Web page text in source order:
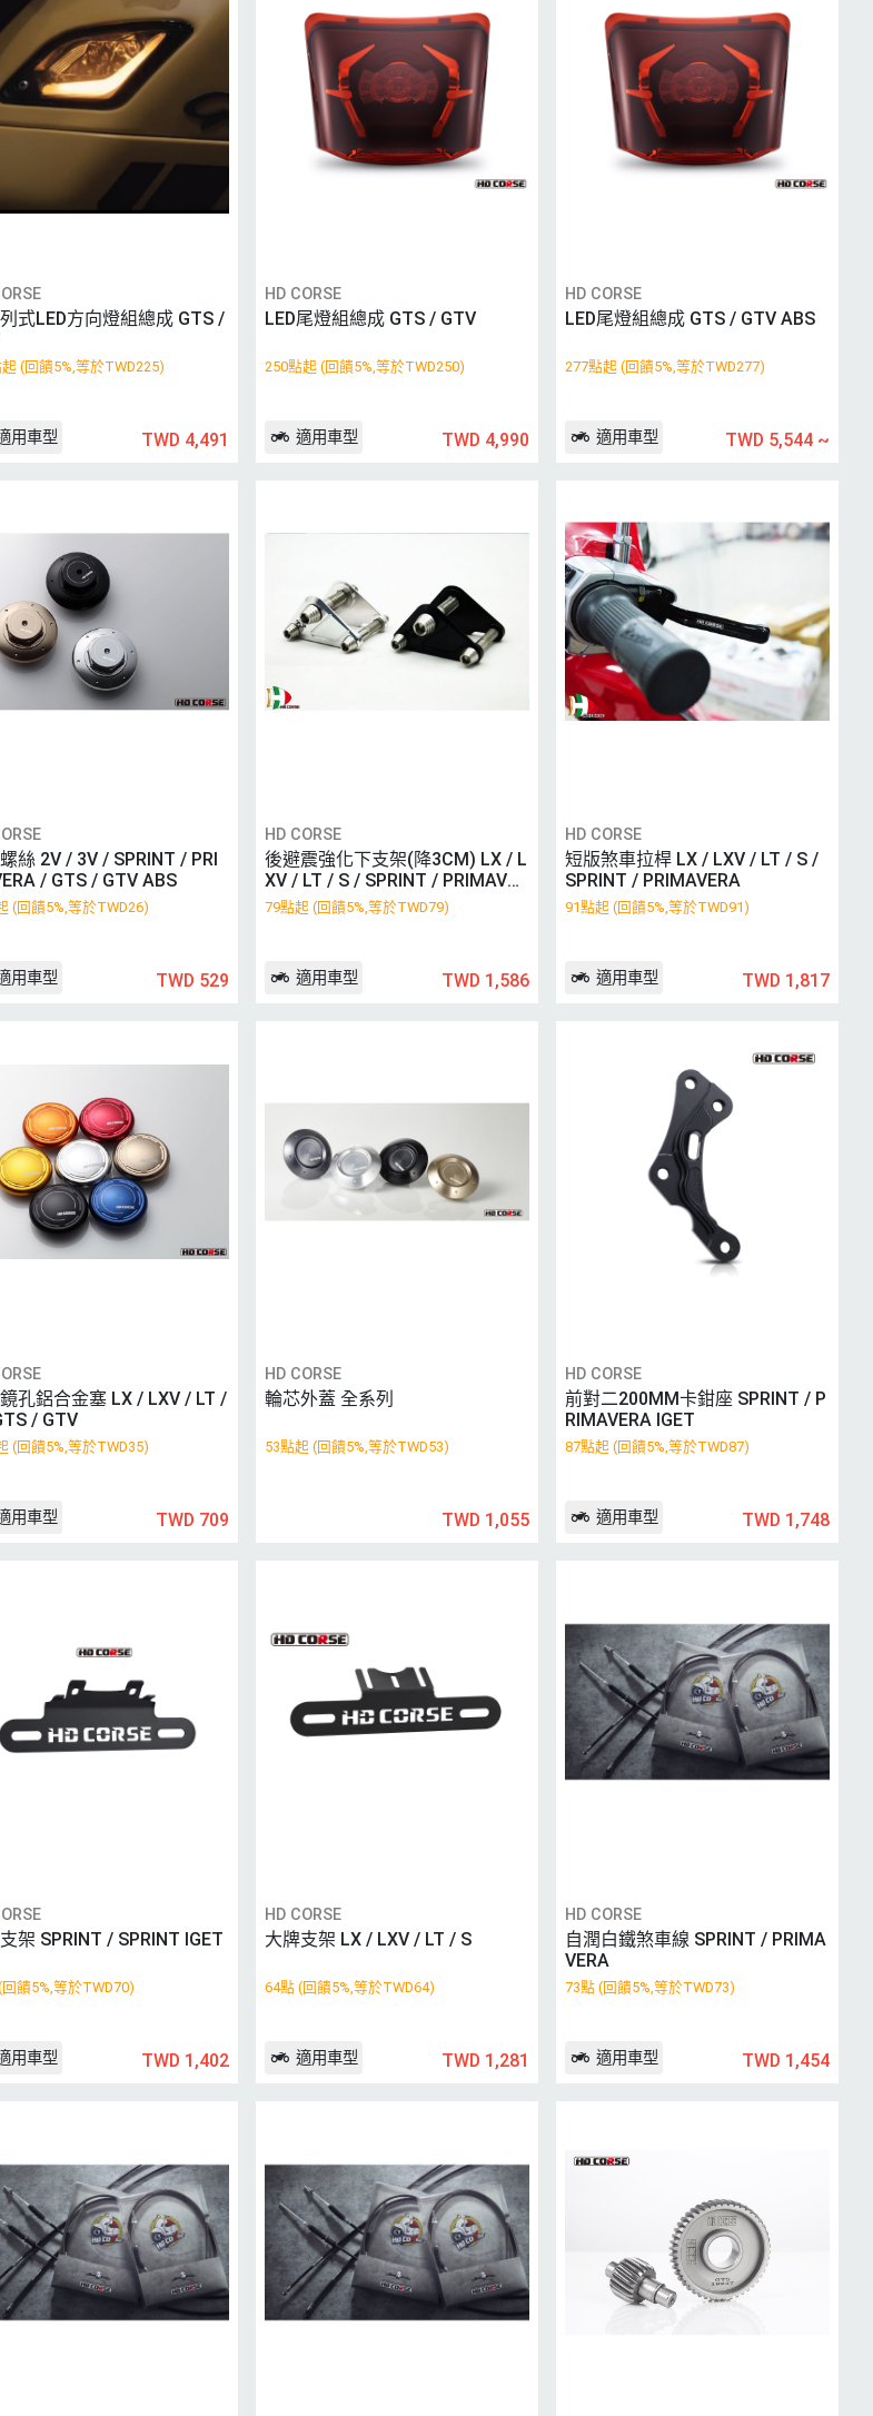
式LED方向燈組總成 GTS /
(回饋5%,等於TWD225)
用車型 TWD 4,491
HD CORSE
LED尾燈組總成 GTS / GTV
250點起 (回饋5%,等於TWD250)
適用車型 TWD 4,990
HD CORSE
LED尾燈組總成 GTS / GTV ABS
277點起 (回饋5%,等於TWD277)
適用車型 TWD 5,544~
絲 2V / 3V / SPRINT / PRI
/ GTS / GTV ABS
(回饋5%,等於TWD26)
用車型 TWD 529
HD CORSE
後避震強化下支架(降3CM) LX / L
XV / LT / S / SPRINT / PRIMAVER
A
79點起 (回饋5%,等於TWD79)
適用車型 TWD 1,586
HD CORSE
短版煞車拉桿 LX / LXV / LT / S /
SPRINT / PRIMAVERA
91點起 (回饋5%,等於TWD91)
適用車型 TWD 1,817
孔鋁合金塞 LX / LXV / LT /
/ GTV
(回饋5%,等於TWD35)
用車型 TWD 709
HD CORSE
輪芯外蓋 全系列
53點起 (回饋5%,等於TWD53)
TWD 1,055
HD CORSE
前對二200MM卡鉗座 SPRINT / P
RIMAVERA IGET
87點起 (回饋5%,等於TWD87)
適用車型 TWD 1,748
架 SPRINT / SPRINT IGET
饋5%,等於TWD70)
用車型 TWD 1,402
HD CORSE
大牌支架 LX / LXV / LT / S
64點 (回饋5%,等於TWD64)
適用車型 TWD 1,281
HD CORSE
自潤白鐵煞車線 SPRINT / PRIMA
VERA
73點 (回饋5%,等於TWD73)
適用車型 TWD 1,454